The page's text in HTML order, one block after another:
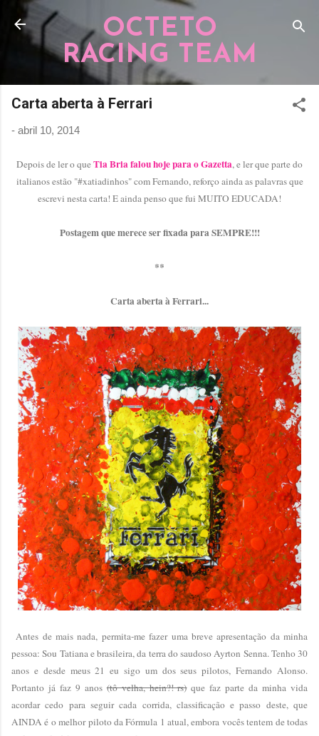
Pular para o conteúdo principal
OCTETO
RACING TEAM
Carta aberta à Ferrari
- abril 10, 2014
Depois de ler o queTia Bria falou hoje para o Gazetta, e ler que parte do
italianos estão "#xatiadinhos" com Fernando, reforço ainda as palavras que
escrevi nesta carta! E ainda penso que fui MUITO EDUCADA!
Postagem que merece ser fixada para SEMPRE!!!
**
Carta aberta à Ferrari...
Antes de mais nada, permita-me fazer uma breve apresentação da minha
pessoa: Sou Tatiana e brasileira, da terra do saudoso Ayrton Senna. Tenho 30
anos e desde meus 21 eu sigo um dos seus pilotos, Fernando Alonso.
Portanto já faz 9 anos(tô velha, hein?! rs)que faz parte da minha vida
acordar cedo para seguir cada corrida, classificação e passo deste, que
AINDA é o melhor piloto da Fórmula 1 atual, embora vocês tentem de todas